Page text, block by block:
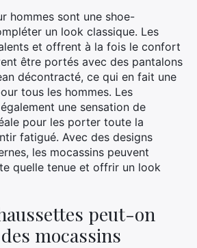
hommes sont une shoe-
un look classique. Les
et offrent à la fois le confort
être portés avec des pantalons
décontracté, ce qui en fait une
tous les hommes. Les
une sensation de
pour les porter toute la
fatigué. Avec des designs
les mocassins peuvent
quelle tenue et offrir un look
peut-on
mocassins